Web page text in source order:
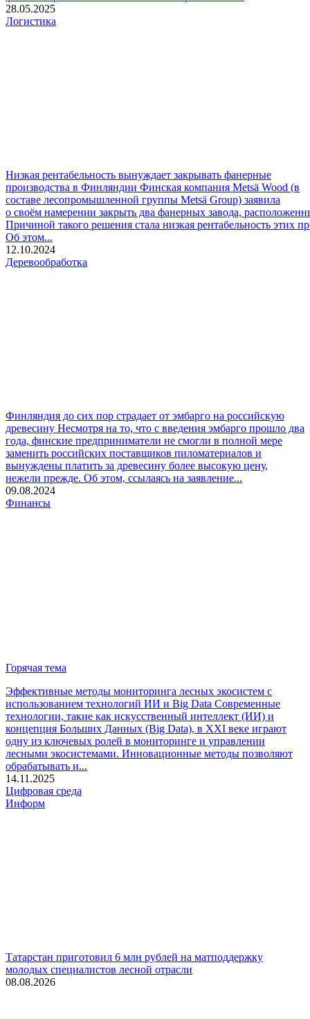
28.05.2025
Логистика
Низкая рентабельность вынуждает закрывать фанерные
производства в Финляндии Финская компания Metsä Wood (в
составе лесопромышленной группы Metsä Group) заявила
о своём намерении закрыть два фанерных завода,
Причиной такого решения стала низкая рентабельность этих
Об этом...
12.10.2024
Деревообработка
Финляндия до сих пор страдает от эмбарго на российскую
древесину Несмотря на то, что с введения эмбарго прошло два
года, финские предприниматели не смогли в полной мере
заменить российских поставщиков пиломатериалов и
вынуждены платить за древесину более высокую цену,
нежели прежде. Об этом, ссылаясь на заявление...
09.08.2024
Финансы
Горячая тема
Эффективные методы мониторинга лесных экосистем с
использованием технологий ИИ и Big Data Современные
технологии, такие как искусственный интеллект (ИИ) и
концепция Больших Данных (Big Data), в XXI веке играют
одну из ключевых ролей в мониторинге и управлении
лесными экосистемами. Инновационные методы позволяют
обрабатывать и...
14.11.2025
Цифровая среда
Информ
Татарстан приготовил 6 млн рублей на матподдержку
молодых специалистов лесной отрасли
08.08.2026